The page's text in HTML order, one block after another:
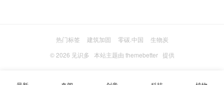
热门标签 建筑加固 零碳.中国
生物炭
© 2026 见识多 本站主题由 themebetter提供